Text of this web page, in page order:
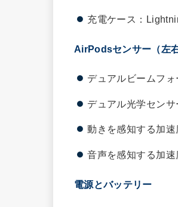
充電ケース：
AirPodsセンサー（左右
デュアルビームフ
デュアル光学センサ
動きを感知する加速
音声を感知する加速
電源とバッテリー